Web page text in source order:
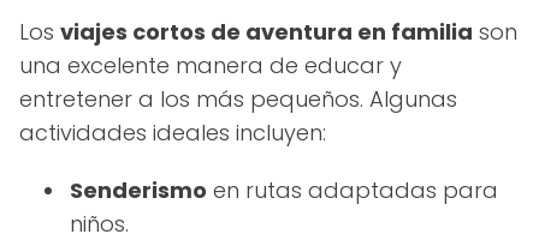
Los viajes cortos de aventura en familia son
una excelente manera de educar y
entretener a los más pequeños. Algunas
actividades ideales incluyen:
Senderismo en rutas adaptadas para
niños.